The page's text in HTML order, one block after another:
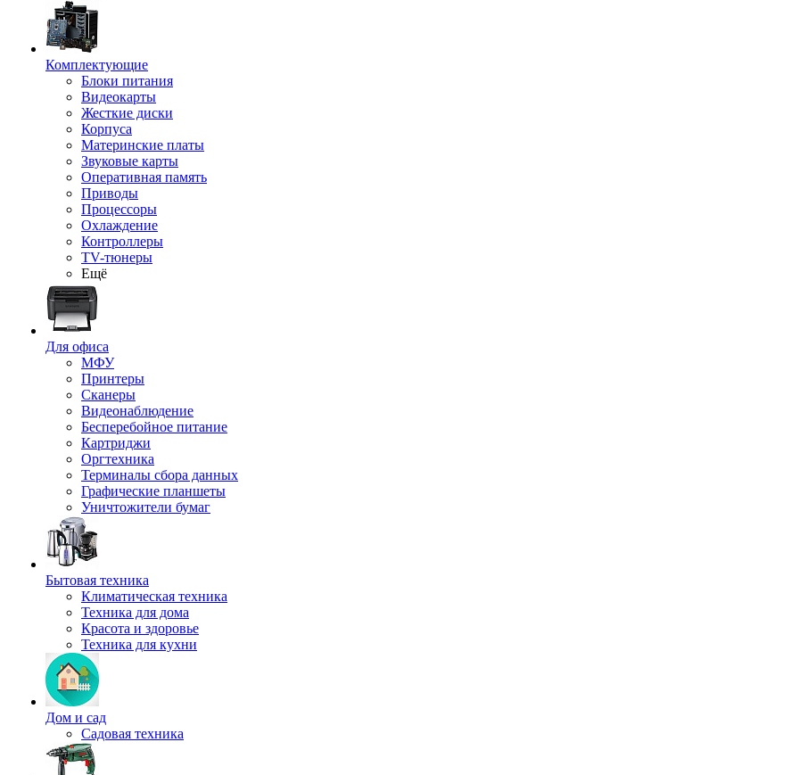
Комплектующие
Блоки питания
Видеокарты
Жесткие диски
Корпуса
Материнские платы
Звуковые карты
Оперативная память
Приводы
Процессоры
Охлаждение
Контроллеры
TV-тюнеры
Ещё
Для офиса
МФУ
Принтеры
Сканеры
Видеонаблюдение
Бесперебойное питание
Картриджи
Оргтехника
Терминалы сбора данных
Графические планшеты
Уничтожители бумаг
Бытовая техника
Климатическая техника
Техника для дома
Красота и здоровье
Техника для кухни
Дом и сад
Садовая техника